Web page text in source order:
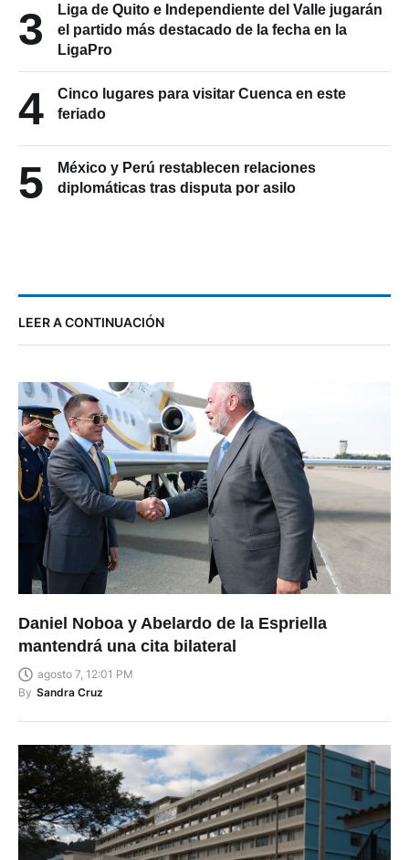
3
Liga de Quito e Independiente del Valle jugarán
el partido más destacado de la fecha en la
LigaPro
4
Cinco lugares para visitar Cuenca en este
feriado
5
México y Perú restablecen relaciones
diplomáticas tras disputa por asilo
LEER A CONTINUACIÓN
Daniel Noboa y Abelardo de la Espriella
mantendrá una cita bilateral
agosto 7, 12:01 PM
By Sandra Cruz